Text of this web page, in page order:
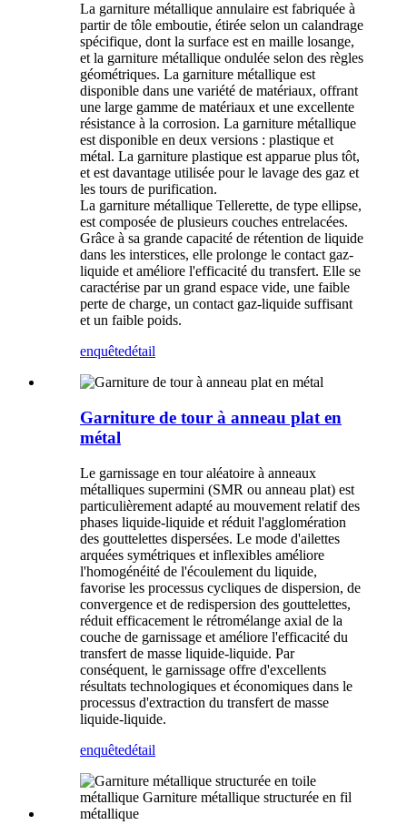
La garniture métallique annulaire est fabriquée à
partir de tôle emboutie, étirée selon un calandrage
spécifique, dont la surface est en maille losange,
et la garniture métallique ondulée selon des règles
géométriques. La garniture métallique est
disponible dans une variété de matériaux, offrant
une large gamme de matériaux et une excellente
résistance à la corrosion. La garniture métallique
est disponible en deux versions : plastique et
métal. La garniture plastique est apparue plus tôt,
et est davantage utilisée pour le lavage des gaz et
les tours de purification.
La garniture métallique Tellerette, de type ellipse,
est composée de plusieurs couches entrelacées.
Grâce à sa grande capacité de rétention de liquide
dans les interstices, elle prolonge le contact gaz-
liquide et améliore l'efficacité du transfert. Elle se
caractérise par un grand espace vide, une faible
perte de charge, un contact gaz-liquide suffisant
et un faible poids.
enquêtedétail
Garniture de tour à anneau plat en
métal
Le garnissage en tour aléatoire à anneaux
métalliques supermini (SMR ou anneau plat) est
particulièrement adapté au mouvement relatif des
phases liquide-liquide et réduit l'agglomération
des gouttelettes dispersées. Le mode d'ailettes
arquées symétriques et inflexibles améliore
l'homogénéité de l'écoulement du liquide,
favorise les processus cycliques de dispersion, de
convergence et de redispersion des gouttelettes,
réduit efficacement le rétromélange axial de la
couche de garnissage et améliore l'efficacité du
transfert de masse liquide-liquide. Par
conséquent, le garnissage offre d'excellents
résultats technologiques et économiques dans le
processus d'extraction du transfert de masse
liquide-liquide.
enquêtedétail